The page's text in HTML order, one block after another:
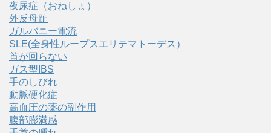
夜尿症（おねしょ）
外反母趾
ガルバニー電流
SLE(全身性ループスエリテマトーデス）
首が回らない
ガス型IBS
手のしびれ
動脈硬化症
高血圧の薬の副作用
腹部膨満感